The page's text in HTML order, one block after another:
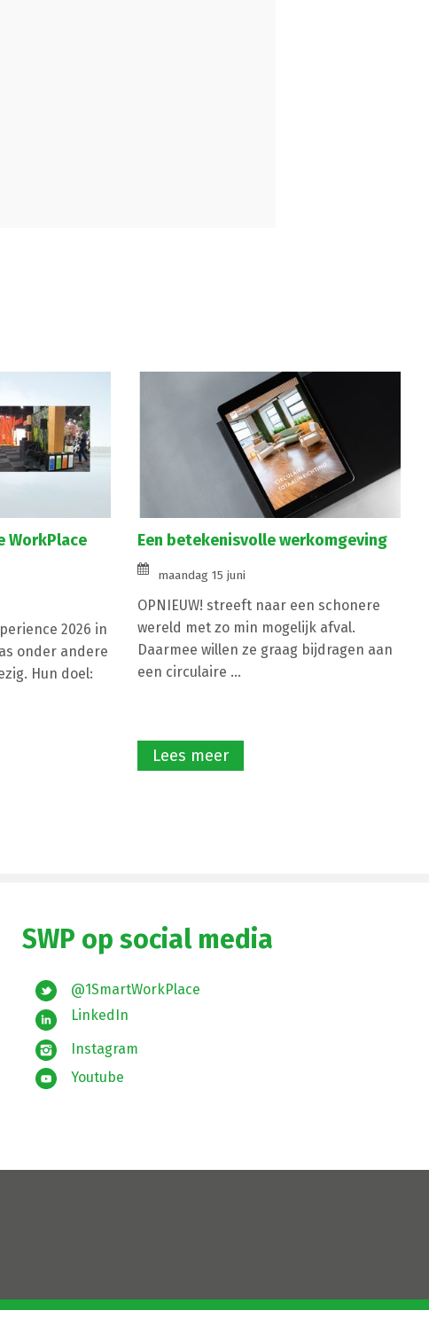
WorkPlace
2026 in
onder andere
Hun doel:
Een betekenisvolle werkomgeving
maandag 15 juni
OPNIEUW! streeft naar een schonere
wereld met zo min mogelijk afval.
Daarmee willen ze graag bijdragen aan
een circulaire ...
Lees meer
SWP op social media
@1SmartWorkPlace
LinkedIn
Instagram
Youtube